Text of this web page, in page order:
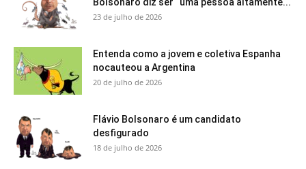
Bolsonaro diz ser “uma pessoa altamente...
23 de julho de 2026
Entenda como a jovem e coletiva Espanha
nocauteou a Argentina
20 de julho de 2026
Flávio Bolsonaro é um candidato
desfigurado
18 de julho de 2026